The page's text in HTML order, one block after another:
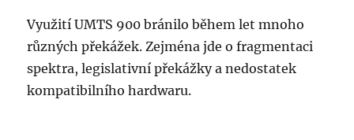
Využití UMTS 900 bránilo během let mnoho
různých překážek. Zejména jde o fragmentaci
spektra, legislativní překážky a nedostatek
kompatibilního hardwaru.